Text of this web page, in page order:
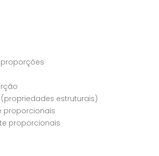
estruturais)
proporcionais
proporcionais